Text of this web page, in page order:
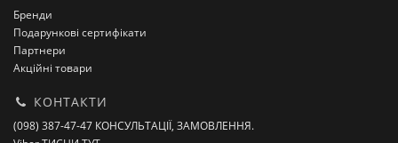
Бренди
Подарункові сертифікати
Партнери
Акційні товари
КОНТАКТИ
(098) 387-47-47 КОНСУЛЬТАЦІЇ, ЗАМОВЛЕННЯ.